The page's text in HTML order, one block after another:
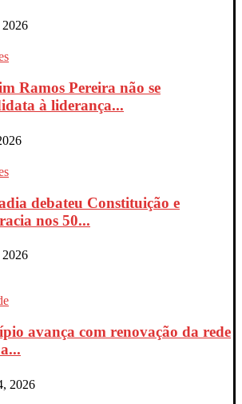
2026
Ramos Pereira não se
à liderança...
debateu Constituição e
nos 50...
avança com renovação da rede
2026